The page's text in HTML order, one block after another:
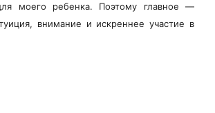
моего ребенка. Поэтому главное —
внимание и искреннее участие в